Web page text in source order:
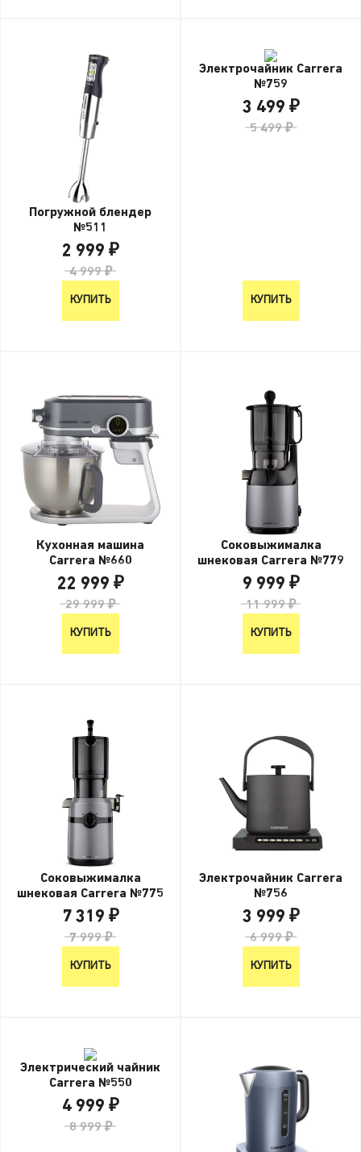
Погружной блендер
№511
2 999 ₽
4 999 ₽
КУПИТЬ
Электрочайник Carrera
№759
3 499 ₽
5 499 ₽
КУПИТЬ
Кухонная машина
Carrera №660
22 999 ₽
29 999 ₽
КУПИТЬ
Соковыжималка
шнековая Carrera №779
9 999 ₽
11 999 ₽
КУПИТЬ
Соковыжималка
шнековая Carrera №775
7 319 ₽
7 999 ₽
КУПИТЬ
Электрочайник Carrera
№756
3 999 ₽
6 999 ₽
КУПИТЬ
Электрический чайник
Carrera №550
4 999 ₽
8 999 ₽